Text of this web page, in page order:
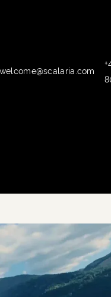
welcome@scalaria.com